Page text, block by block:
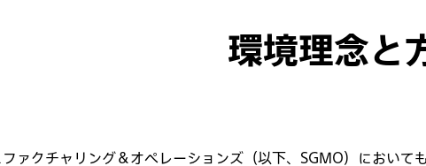
環境理念と
ァクチャリング＆オペレーションズ（以下、SGMO）におい